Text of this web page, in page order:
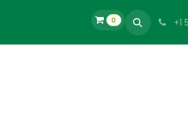
Empleos
0 +1